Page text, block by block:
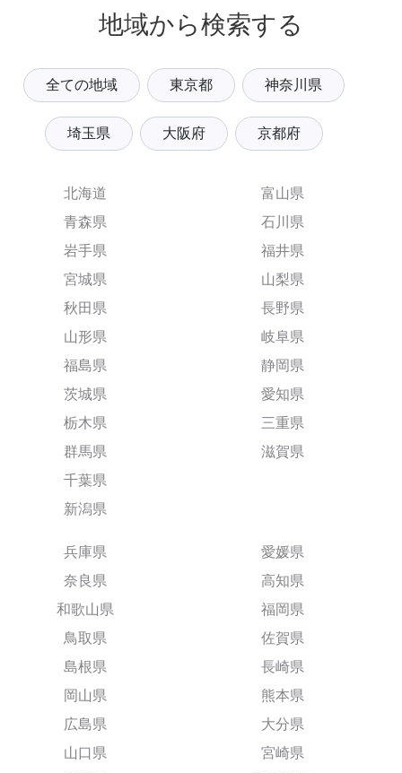
地域から検索する
全ての地域 東京都 神奈川県
埼玉県 大阪府 京都府
北海道
青森県
岩手県
宮城県
秋田県
山形県
福島県
茨城県
栃木県
群馬県
千葉県
新潟県
富山県
石川県
福井県
山梨県
長野県
岐阜県
静岡県
愛知県
三重県
滋賀県
兵庫県
奈良県
和歌山県
鳥取県
島根県
岡山県
広島県
山口県
愛媛県
高知県
福岡県
佐賀県
長崎県
熊本県
大分県
宮崎県